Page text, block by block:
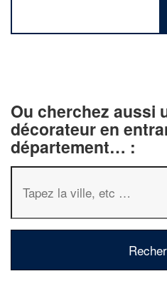
Ou cherchez aussi
décorateur en
département… :
✕